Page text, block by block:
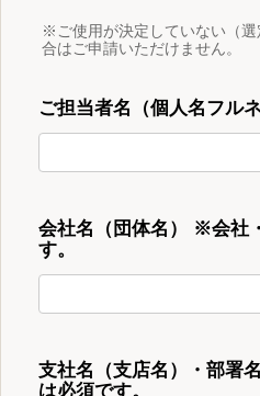
※ご使用が決定していない（
合はご申請いただけません。
ご担当者名（個人名フルネ
会社名（団体名） ※会社
す。
支社名（支店名）・部署
は必須です。